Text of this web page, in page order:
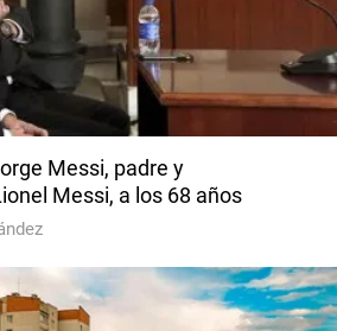
Messi, padre y
Messi, a los 68 años